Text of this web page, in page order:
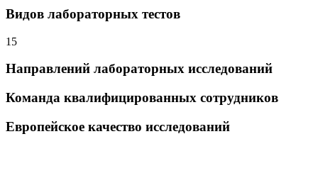
Видов лабораторных тестов
15
Направлений лабораторных исследований
Команда квалифицированных сотрудников
Европейское качество исследований